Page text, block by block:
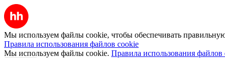
Мы используем файлы cookie, чтобы обеспечивать
Правила использования файлов cookie
Мы используем файлы cookie. Правила использования файлов